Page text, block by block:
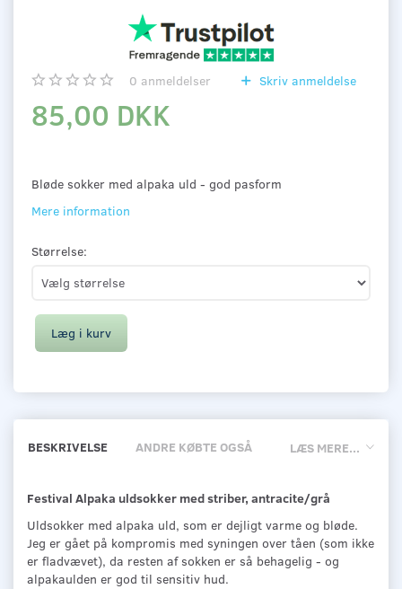
0 anmeldelser Skriv anmeldelse
85,00 DKK
Bløde sokker med alpaka uld - god pasform
Mere information
Størrelse:
Læg i kurv
LÆS MERE...
BESKRIVELSE ANDRE KØBTE OGSÅ
Festival Alpaka uldsokker med striber, antracite/grå
Uldsokker med alpaka uld, som er dejligt varme og bløde.
Jeg er gået på kompromis med syningen over tåen (som ikke
er fladvævet), da resten af sokken er så behagelig - og
alpakaulden er god til sensitiv hud.